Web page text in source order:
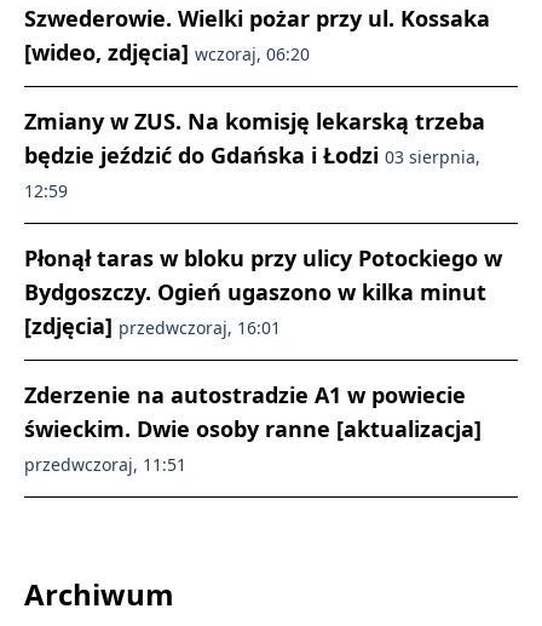
Szwederowie. Wielki pożar przy ul. Kossaka
[wideo, zdjęcia] wczoraj, 06:20
Zmiany w ZUS. Na komisję lekarską trzeba
będzie jeździć do Gdańska i Łodzi 03 sierpnia,
12:59
Płonął taras w bloku przy ulicy Potockiego w
Bydgoszczy. Ogień ugaszono w kilka minut
[zdjęcia] przedwczoraj, 16:01
Zderzenie na autostradzie A1 w powiecie
świeckim. Dwie osoby ranne [aktualizacja]
przedwczoraj, 11:51
Archiwum